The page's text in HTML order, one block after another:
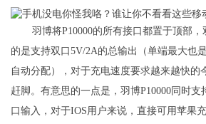
羽博将P10000的所有接口都置于顶部
的是支持双口5V/2A的总输出（单端最大也
自动分配），对于充电速度要求越来越快的
赶脚。有意思的一点是，羽博P10000同时支
口输入，对于IOS用户来说，直接可用苹果